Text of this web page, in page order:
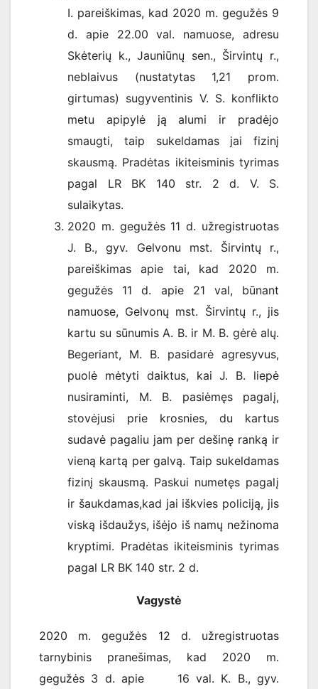
I. pareiškimas, kad 2020 m. gegužės 9
d. apie 22.00 val. namuose, adresu
Skėterių k., Jauniūnų sen., Širvintų r.,
neblaivus (nustatytas 1,21 prom.
girtumas) sugyventinis V. S. konflikto
metu apipylė ją alumi ir pradėjo
smaugti, taip sukeldamas jai fizinį
skausmą. Pradėtas ikiteisminis tyrimas
pagal LR BK 140 str. 2 d. V. S.
sulaikytas.
2020 m. gegužės 11 d. užregistruotas
J. B., gyv. Gelvonu mst. Širvintų r.,
pareiškimas apie tai, kad 2020 m.
gegužės 11 d. apie 21 val, būnant
namuose, Gelvonų mst. Širvintų r., jis
kartu su sūnumis A. B. ir M. B. gėrė alų.
Begeriant, M. B. pasidarė agresyvus,
puolė mėtyti daiktus, kai J. B. liepė
nusiraminti, M. B. pasiėmęs pagalį,
stovėjusi prie krosnies, du kartus
sudavė pagaliu jam per dešinę ranką ir
vieną kartą per galvą. Taip sukeldamas
fizinį skausmą. Paskui numetęs pagalį
ir šaukdamas,kad jai iškvies policiją, jis
viską išdaužys, išėjo iš namų nežinoma
kryptimi. Pradėtas ikiteisminis tyrimas
pagal LR BK 140 str. 2 d.
Vagystė
2020 m. gegužės 12 d. užregistruotas
tarnybinis pranešimas, kad 2020 m.
gegužės 3 d. apie 16 val. K. B., gyv.